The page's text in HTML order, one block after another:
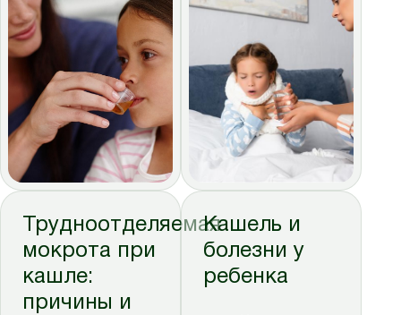
Трудноотделяемая
мокрота при
кашле:
причины и
Кашель и
болезни у
ребенка